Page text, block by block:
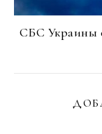
СБС Украины